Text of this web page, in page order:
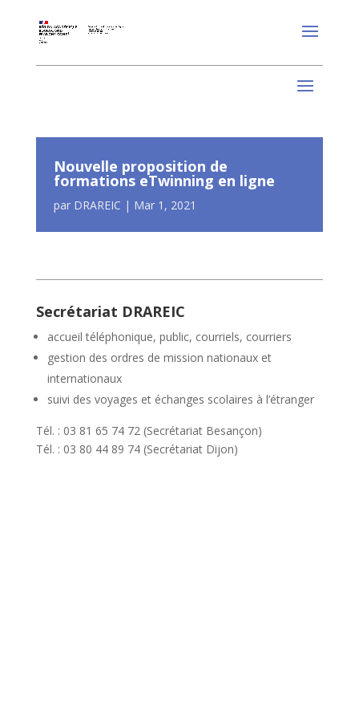
Nouvelle proposition de
formations eTwinning en ligne
par DRAREIC | Mar 1, 2021
Secrétariat DRAREIC
accueil téléphonique, public, courriels, courriers
gestion des ordres de mission nationaux et
internationaux
suivi des voyages et échanges scolaires à l’étranger
Tél. : 03 81 65 74 72 (Secrétariat Besançon)
Tél. : 03 80 44 89 74 (Secrétariat Dijon)